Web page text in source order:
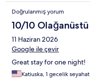
Doğrulanmış yorum
10/10 Olağanüstü
11 Haziran 2026
Google ile çevir
Great stay for one night!
Katiuska, 1 gecelik seyahat